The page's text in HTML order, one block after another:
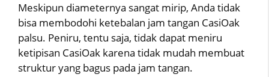
Meskipun diameternya sangat mirip, Anda tidak
bisa membodohi ketebalan jam tangan CasiOak
palsu. Peniru, tentu saja, tidak dapat meniru
ketipisan CasiOak karena tidak mudah membuat
struktur yang bagus pada jam tangan.